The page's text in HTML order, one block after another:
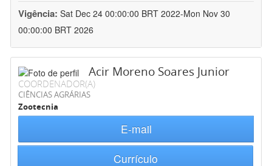
Vigência: Sat Dec 24 00:00:00 BRT 2022-Mon Nov 30
00:00:00 BRT 2026
Acir Moreno Soares Junior
COORDENADOR(A)
CIÊNCIAS AGRÁRIAS
Zootecnia
E-mail
Currículo